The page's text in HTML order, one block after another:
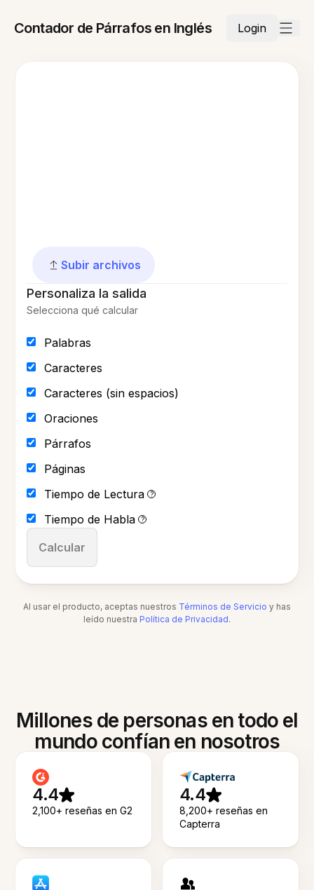
Contador de Párrafos en Inglés Login
Subir archivos
Personaliza la salida
Selecciona qué calcular
Palabras
Caracteres
Caracteres (sin espacios)
Oraciones
Párrafos
Páginas
Tiempo de Lectura
?
Tiempo de Habla ?
Calcular
Al usar el producto, aceptas nuestros Términos de Servicio y has
leído nuestra Política de Privacidad.
Millones de personas en todo el
mundo confían en nosotros
4.4
2,100+ reseñas en G2
4.4
8,200+ reseñas en
Capterra